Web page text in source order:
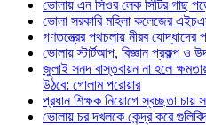
ভোলায় এন সিওর লেক সিটির গাছ
ভোলা সরকারি মহিলা কলেজের
গণতন্ত্রের পথচলায় নীরব যোদ্ধাদের
ভোলায় স্টার্টআপ, বিজ্ঞান প্রকল্প ও
জুলাই সনদ বাস্তবায়ন না হলে
উঠবে: গোলাম পরোয়ার
প্রধান শিক্ষক নিয়োগে স্বচ্ছতা
ভোলায় চর দখলকে কেন্দ্র করে